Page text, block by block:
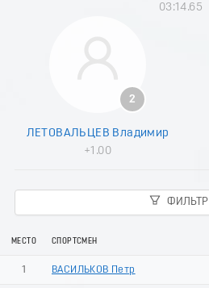
03:14.65
2
ЛЕТОВАЛЬЦЕВ Владимир
+1.00
ФИЛЬТР
МЕСТО СПОРТСМЕН
1 ВАСИЛЬКОВ Петр